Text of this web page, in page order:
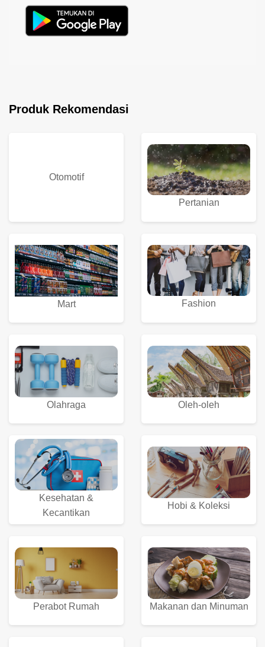
Produk Rekomendasi
Otomotif
Pertanian
Mart Fashion
Olahraga Oleh-oleh
Kesehatan &
Kecantikan
Hobi & Koleksi
Perabot Rumah Makanan dan Minuman